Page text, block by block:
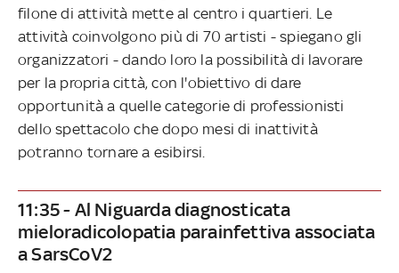
filone di attività mette al centro i quartieri. Le
attività coinvolgono più di 70 artisti - spiegano gli
organizzatori - dando loro la possibilità di lavorare
per la propria città, con l'obiettivo di dare
opportunità a quelle categorie di professionisti
dello spettacolo che dopo mesi di inattività
potranno tornare a esibirsi.
11:35 - Al Niguarda diagnosticata
mieloradicolopatia parainfettiva associata
a SarsCoV2